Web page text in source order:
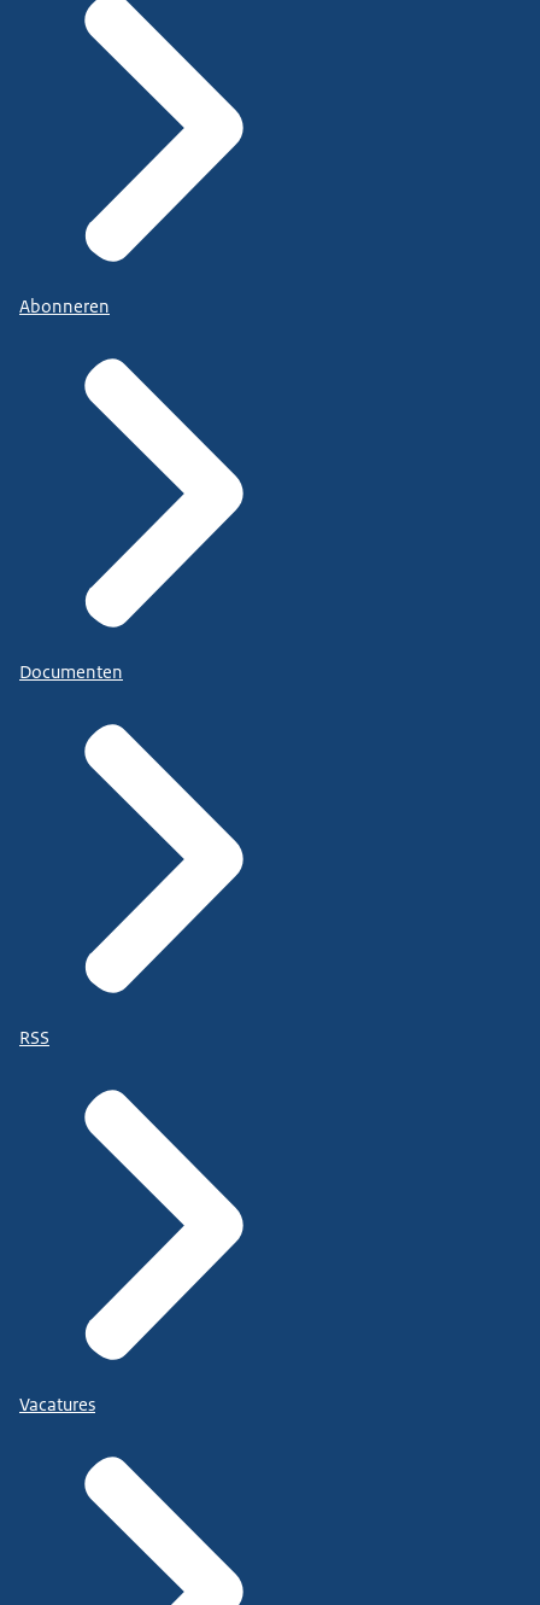
Abonneren
Documenten
RSS
Vacatures